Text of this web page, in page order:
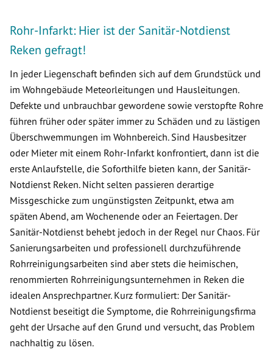
Rohr-Infarkt: Hier ist der Sanitär-Notdienst
Reken gefragt!
In jeder Liegenschaft befinden sich auf dem Grundstück und
im Wohngebäude Meteorleitungen und Hausleitungen.
Defekte und unbrauchbar gewordene sowie verstopfte Rohre
führen früher oder später immer zu Schäden und zu lästigen
Überschwemmungen im Wohnbereich. Sind Hausbesitzer
oder Mieter mit einem Rohr-Infarkt konfrontiert, dann ist die
erste Anlaufstelle, die Soforthilfe bieten kann, der Sanitär-
Notdienst Reken. Nicht selten passieren derartige
Missgeschicke zum ungünstigsten Zeitpunkt, etwa am
späten Abend, am Wochenende oder an Feiertagen. Der
Sanitär-Notdienst behebt jedoch in der Regel nur Chaos. Für
Sanierungsarbeiten und professionell durchzuführende
Rohrreinigungsarbeiten sind aber stets die heimischen,
renommierten Rohrreinigungsunternehmen in Reken die
idealen Ansprechpartner. Kurz formuliert: Der Sanitär-
Notdienst beseitigt die Symptome, die Rohrreinigungsfirma
geht der Ursache auf den Grund und versucht, das Problem
nachhaltig zu lösen.